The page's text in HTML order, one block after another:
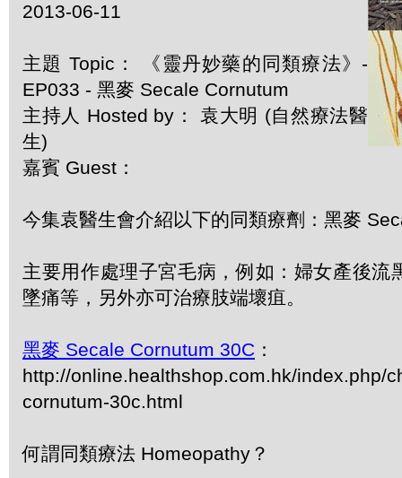
2013-06-11
主題 Topic： 《靈丹妙藥的同類療法》-
EP033 - 黑麥 Secale Cornutum
主持人 Hosted by： 袁大明 (自然療法醫
生)
嘉賓 Guest：
今集袁醫生會介紹以下的同類療劑：黑麥
主要用作處理子宮毛病，例如：婦女產後流
墜痛等，另外亦可治療肢端壞疽。
黑麥 Secale Cornutum 30C ：
http://online.healthshop.com.hk/index.php/
cornutum-30c.html
何謂同類療法 Homeopathy？